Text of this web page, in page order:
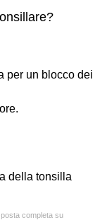
per un blocco dei
della tonsilla
completa su